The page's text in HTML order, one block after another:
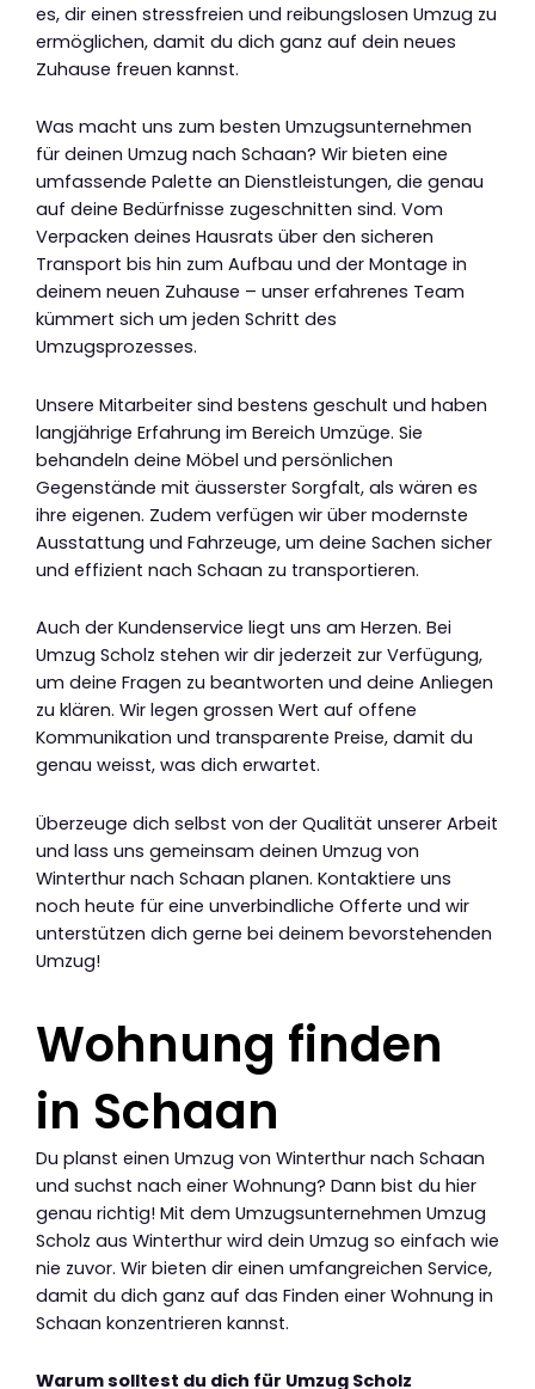
es, dir einen stressfreien und reibungslosen Umzug zu
ermöglichen, damit du dich ganz auf dein neues
Zuhause freuen kannst.
Was macht uns zum besten Umzugsunternehmen
für deinen Umzug nach Schaan? Wir bieten eine
umfassende Palette an Dienstleistungen, die genau
auf deine Bedürfnisse zugeschnitten sind. Vom
Verpacken deines Hausrats über den sicheren
Transport bis hin zum Aufbau und der Montage in
deinem neuen Zuhause – unser erfahrenes Team
kümmert sich um jeden Schritt des
Umzugsprozesses.
Unsere Mitarbeiter sind bestens geschult und haben
langjährige Erfahrung im Bereich Umzüge. Sie
behandeln deine Möbel und persönlichen
Gegenstände mit äusserster Sorgfalt, als wären es
ihre eigenen. Zudem verfügen wir über modernste
Ausstattung und Fahrzeuge, um deine Sachen sicher
und effizient nach Schaan zu transportieren.
Auch der Kundenservice liegt uns am Herzen. Bei
Umzug Scholz stehen wir dir jederzeit zur Verfügung,
um deine Fragen zu beantworten und deine Anliegen
zu klären. Wir legen grossen Wert auf offene
Kommunikation und transparente Preise, damit du
genau weisst, was dich erwartet.
Überzeuge dich selbst von der Qualität unserer Arbeit
und lass uns gemeinsam deinen Umzug von
Winterthur nach Schaan planen. Kontaktiere uns
noch heute für eine unverbindliche Offerte und wir
unterstützen dich gerne bei deinem bevorstehenden
Umzug!
Wohnung finden
in Schaan
Du planst einen Umzug von Winterthur nach Schaan
und suchst nach einer Wohnung? Dann bist du hier
genau richtig! Mit dem Umzugsunternehmen Umzug
Scholz aus Winterthur wird dein Umzug so einfach wie
nie zuvor. Wir bieten dir einen umfangreichen Service,
damit du dich ganz auf das Finden einer Wohnung in
Schaan konzentrieren kannst.
Warum solltest du dich für Umzug Scholz